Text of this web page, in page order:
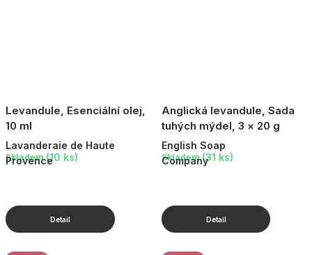
Levandule, Esenciální olej,
10 ml
Lavanderaie de Haute
Provence
Skladem (10 ks)
Anglická levandule, Sada
tuhých mýdel, 3 × 20 g
English Soap
Company
Skladem (31 ks)